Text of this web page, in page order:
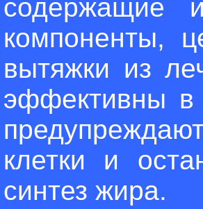
содержащие
компоненты,
вытяжки из
эффективны в
клетки и
синтез жира.